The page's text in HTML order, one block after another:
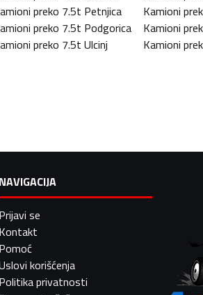
preko 7.5t Petnjica Kamioni
preko 7.5t Podgorica Kamioni
preko 7.5t Ulcinj Kamioni
NAVIGACIJA
Prijavi se
Kontakt
Pomoć
korišćenja
Politika privatnosti